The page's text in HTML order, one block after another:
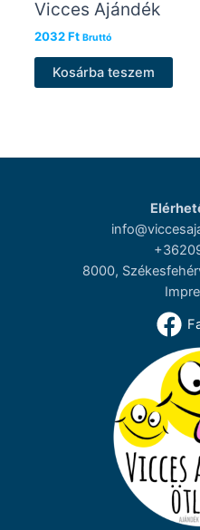
Vicces Ajándék
2032Ft Bruttó
Kosárba teszem
8000,